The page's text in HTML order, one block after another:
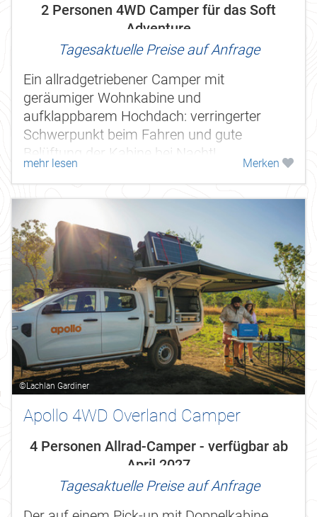
2 Personen 4WD Camper für das Soft
Adventure
Tagesaktuelle Preise auf Anfrage
Ein allradgetriebener Camper mit
geräumiger Wohnkabine und
aufklappbarem Hochdach: verringerter
Schwerpunkt beim Fahren und gute
Belüftung der Kabine bei Nacht!
mehr lesen Merken
©Lachlan Gardiner
Apollo 4WD Overland Camper
4 Personen Allrad-Camper - verfügbar ab
April 2027
Tagesaktuelle Preise auf Anfrage